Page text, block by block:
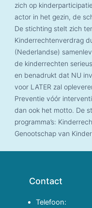
zich op
actor in het gezin, de
De stichting stelt zich
Kinderrechtenverdrag
(Nederlandse)
de kinderrechten
en benadrukt dat NU
voor LATER zal
Preventie vóór
dan ook het motto. De
programma’s:
Genootschap van
Contact
Telefoon: